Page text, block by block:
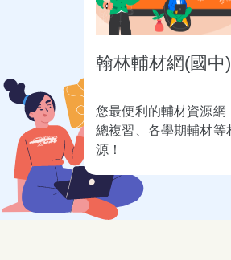
翰林輔材網(國中)
您最便利的輔材資源網
總複習、各學期輔材等
源！